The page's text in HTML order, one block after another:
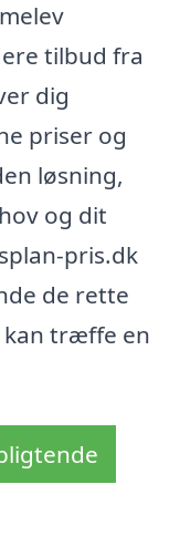
tilbud fra
dig
priser og
løsning,
og dit
pris.dk
de rette
kan træffe en